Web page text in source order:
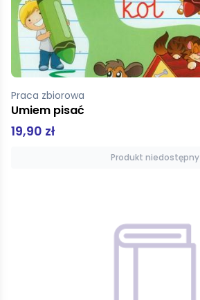
Praca zbiorowa
Umiem pisać
19,90 zł
Produkt niedostępny